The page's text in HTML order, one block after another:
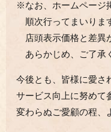
※なお、ホームページ
順次行ってまいりま
店頭表示価格と差異
あらかじめ、ご了承
今後とも、皆様に愛さ
サービス向上に努めて
変わらぬご愛顧の程、